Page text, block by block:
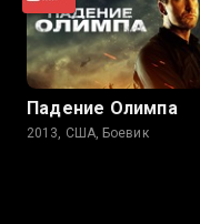
Падение Олимпа
2013, США, Боевик